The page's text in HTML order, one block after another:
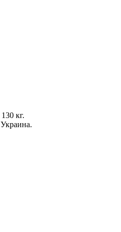
130 кг.
Украина.